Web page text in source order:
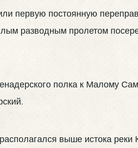
первую постоянную
разводным пролетом
полка к Малому